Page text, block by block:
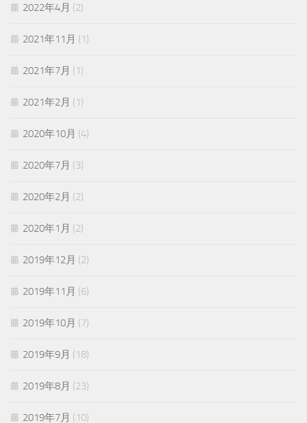
2022年4月 (2)
2021年11月 (1)
2021年7月 (1)
2021年2月 (1)
2020年10月 (4)
2020年7月 (3)
2020年2月 (2)
2020年1月 (2)
2019年12月 (2)
2019年11月 (6)
2019年10月 (7)
2019年9月 (18)
2019年8月 (23)
2019年7月 (10)